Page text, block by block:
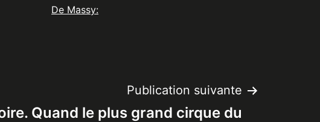
De Massy:
Publication suivante
Quand le plus grand cirque du